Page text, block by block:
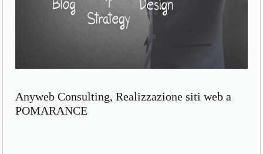
Anyweb Consulting, Realizzazione siti web a
POMARANCE